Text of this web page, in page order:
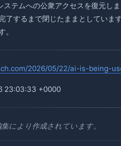
ステムへの公衆アクセスを復元し
了するまで閉じたままとしていま
。
2026/05/22/ai-is-being-
23:03:33 +0000
により作成されています。